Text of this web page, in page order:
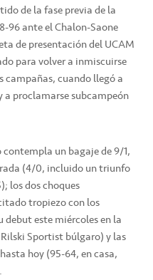
de la fase previa de la
96 ante el Chalon-Saone
de presentación del UCAM
para volver a inmiscuirse
campañas, cuando llegó a
a proclamarse subcampeón
un bagaje de 9/1,
(4/0, incluido un triunfo
los dos choques
tropiezo con los
debut este miércoles en la
Sportist búlgaro) y las
hoy (95-64, en casa,